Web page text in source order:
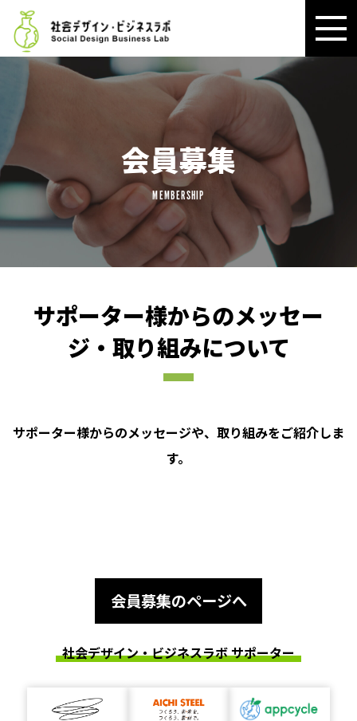
会員募集
MEMBERSHIP
サポーター様からのメッセー
ジ・取り組みについて
サポーター様からのメッセージや、取り組みをご紹介しま
す。
会員募集のページへ
社会デザイン・ビジネスラボ サポーター